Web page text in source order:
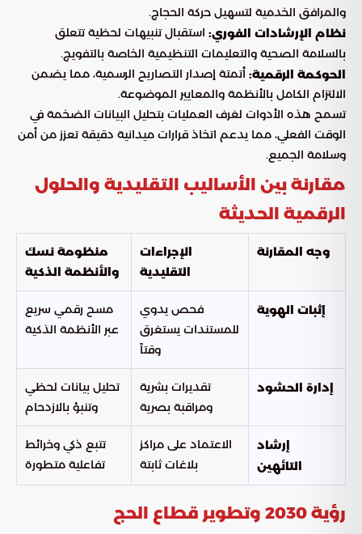
والمرافق الخدمية لتسهيل حركة الحجاج.
نظام الإرشادات الفوري: استقبال تنبيهات لحظية تتعلق
بالسلامة الصحية والتعليمات التنظيمية الخاصة بالتفويج.
الحوكمة الرقمية: أتمتة إصدار التصاريح الرسمية، مما يضمن
الالتزام الكامل بالأنظمة والمعايير الموضوعة.
تسمح هذه الأدوات لغرف العمليات بتحليل البيانات الضخمة في
الوقت الفعلي، مما يدعم اتخاذ قرارات ميدانية دقيقة تعزز من أمن
وسلامة الجميع.
مقارنة بين الأساليب التقليدية والحلول
الرقمية الحديثة
وجه المقارنة
الإجراءات
التقليدية
منظومة نسك
والأنظمة الذكية
إثبات الهوية
فحص يدوي
للمستندات يستغرق
وقتاً
مسح رقمي سريع
عبر الأنظمة الذكية
إدارة الحشود
تقديرات بشرية
ومراقبة بصرية
تحليل بيانات لحظي
وتنبؤ بالازدحام
إرشاد
التائهين
الاعتماد على مراكز
بلاغات ثابتة
تتبع ذكي وخرائط
تفاعلية متطورة
رؤية 2030 وتطوير قطاع الحج